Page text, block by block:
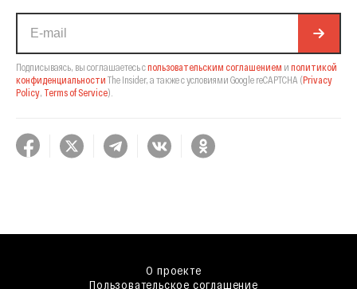
Подписываясь, вы соглашаетесь спользовательским соглашением и политикой
конфиденциальности The Insider, а также с условиями Google reCAPTCHA (Privacy
Policy Terms of Service).
О проекте
Пользовательское соглашение